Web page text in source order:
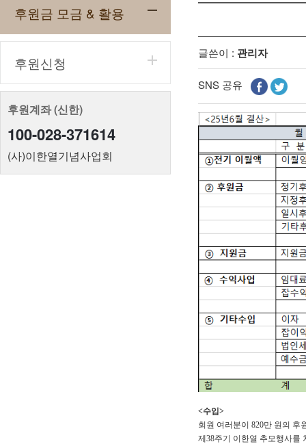
후원금 모금 & 활용
후원신청
후원계좌 (신한)
100-028-371614
(사)이한열기념사업회
글쓴이 : 관리자
SNS 공유
<수입>
회원 여러분이 820만 원의 후
제38주기 이한열 추모행사를